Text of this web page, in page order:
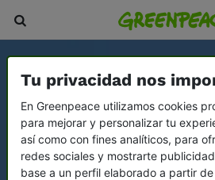
Tu privacidad nos
En Greenpeace utilizamos cookies
para mejorar y personalizar tu
así como con fines analíticos, para
redes sociales y mostrarte
base a un perfil elaborado a partir